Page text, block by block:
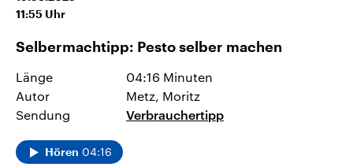
11:55 Uhr
Selbermachtipp: Pesto selber machen
Länge
04:16 Minuten
Autor
Metz, Moritz
Sendung
Verbrauchertipp
Hören 04:16